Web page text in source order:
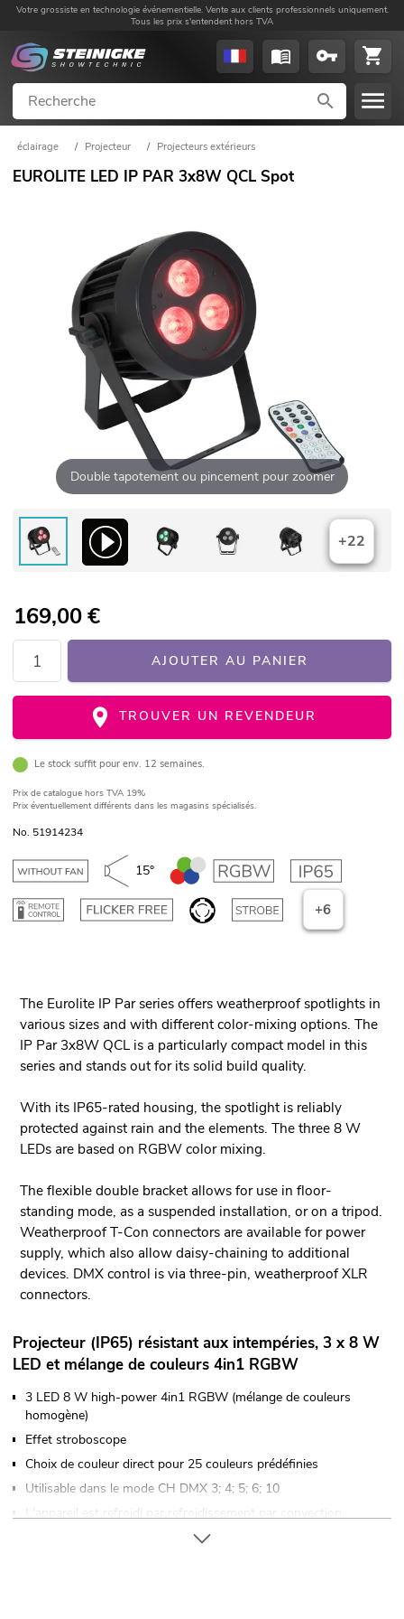
Votre grossiste en technologie événementielle. Vente aux clients professionnels uniquement.
Tous les prix s'entendent hors TVA
éclairage / Projecteur / Projecteurs extérieurs
EUROLITE LED IP PAR 3x8W QCL Spot
Double tapotement ou pincement pour zoomer
+22
169,00€
AJOUTER AU PANIER
TROUVER UN REVENDEUR
Le stock suffit pour env. 12 semaines.
Prix de catalogue hors TVA 19%
Prix éventuellement différents dans les magasins spécialisés.
No. 51914234
15°
+6
The Eurolite IP Par series offers weatherproof spotlights in
various sizes and with different color-mixing options. The
IP Par 3x8W QCL is a particularly compact model in this
series and stands out for its solid build quality.
With its IP65-rated housing, the spotlight is reliably
protected against rain and the elements. The three 8 W
LEDs are based on RGBW color mixing.
The flexible double bracket allows for use in floor-
standing mode, as a suspended installation, or on a tripod.
Weatherproof T-Con connectors are available for power
supply, which also allow daisy-chaining to additional
devices. DMX control is via three-pin, weatherproof XLR
connectors.
Projecteur (IP65) résistant aux intempéries, 3 x 8 W
LED et mélange de couleurs 4in1 RGBW
3 LED 8 W high-power 4in1 RGBW (mélange de couleurs
homogène)
Effet stroboscope
Choix de couleur direct pour 25 couleurs prédéfinies
Utilisable dans le mode CH DMX 3; 4; 5; 6; 10
L'appareil est refroidi par refroidissement par convection